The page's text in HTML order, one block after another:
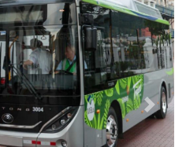
Next